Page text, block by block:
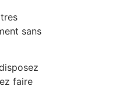
sans
faire